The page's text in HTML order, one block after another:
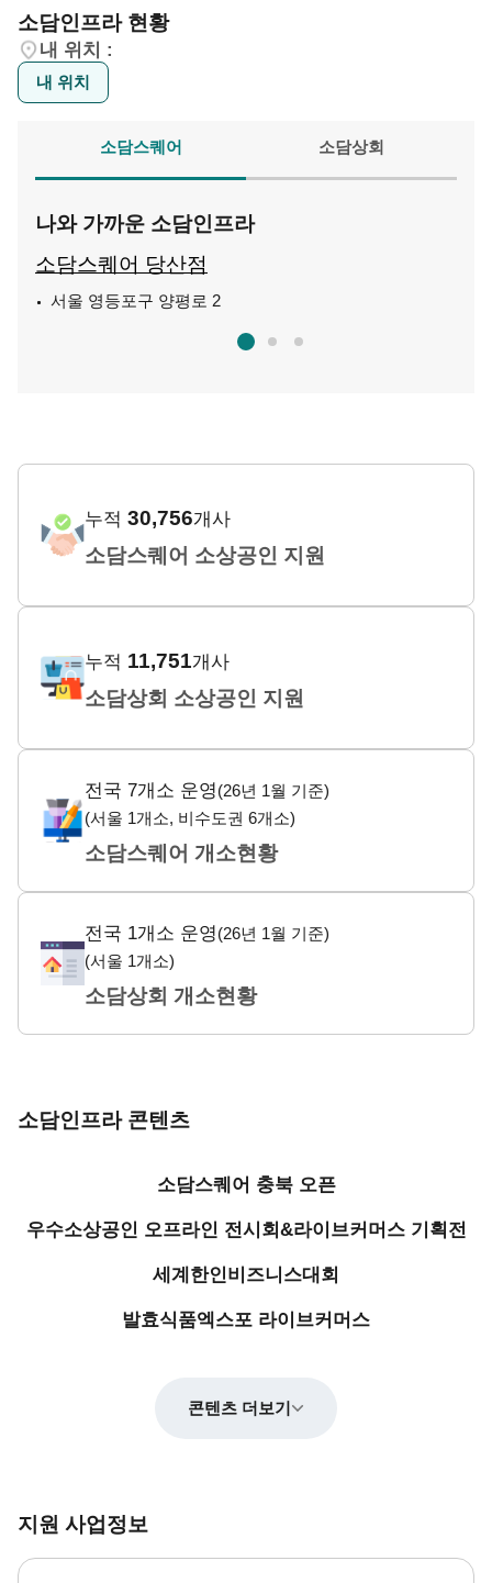
소담인프라 현황
내 위치 :
내 위치
소담스퀘어 소담상회
나와 가까운 소담인프라
소담스퀘어 당산점
서울 영등포구 양평로 2
누적 30,756개사
소담스퀘어 소상공인 지원
누적 11,751개사
소담상회 소상공인 지원
전국 7개소 운영(26년 1월 기준)
(서울 1개소, 비수도권 6개소)
소담스퀘어 개소현황
전국 1개소 운영(26년 1월 기준)
(서울 1개소)
소담상회 개소현황
소담인프라 콘텐츠
소담스퀘어 충북 오픈
우수소상공인 오프라인 전시회&라이브커머스 기획전
세계한인비즈니스대회
발효식품엑스포 라이브커머스
콘텐츠 더보기
지원 사업정보